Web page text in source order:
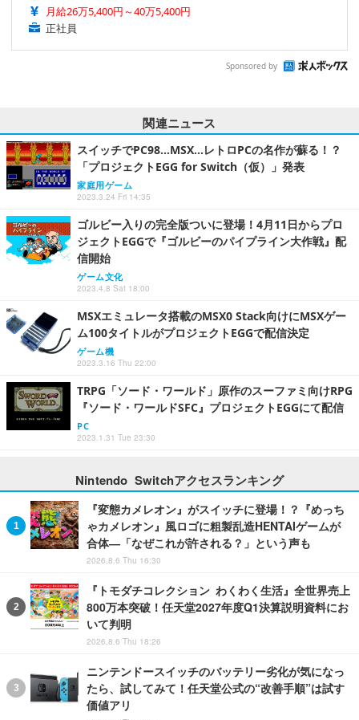
月給26万5,400円～40万5,400円
正社員
Sponsored by
関連ニュース
スイッチでPC98…MSX…レトロPCの名作が蘇る！？
「プロジェクトEGG for Switch（仮）」発表
家庭用ゲーム
2023.3.24 Fri 14:35
ゴルビー入りの完全版ついに登場！4月11日からプロ
ジェクトEGGで『ゴルビーのパイプライン大作戦』配
信開始
ゲーム文化
2023.4.8 Sat 18:00
MSXエミュレータ搭載のMSX0 Stack向けにMSXゲー
ム100タイトルがプロジェクトEGGで配信決定
ゲーム機
2023.3.16 Thu 22:00
TRPG「ソード・ワールド」原作のスーファミ向けRPG
『ソード・ワールドSFC』プロジェクトEGGにて配信
PC
2023.1.31 Tue 23:30
Nintendo Switchアクセスランキング
『変態カメレオン』がスイッチに登場！？『めっち
ゃカメレオン』風ロゴに粗製乱造HENTAIゲームが
合体―「なぜこれが許される？」という声も
2026.8.6 Thu 16:30
『トモダチコレクション わくわく生活』全世界売上
800万本突破！任天堂2027年度Q1決算説明資料にお
いて判明
2026.8.6 Thu 18:26
ニンテンドースイッチのバッテリー劣化が気になっ
たら、試してみて！任天堂公式の“改善手順”は試す
価値アリ